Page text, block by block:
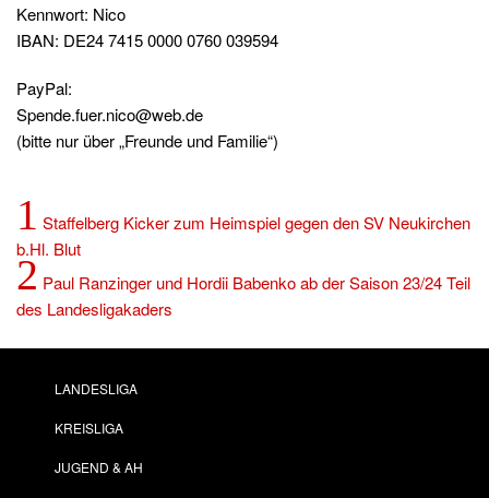
Kennwort: Nico
IBAN: DE24 7415 0000 0760 039594
PayPal:
Spende.fuer.nico@web.de
(bitte nur über „Freunde und Familie“)
1 Staffelberg Kicker zum Heimspiel gegen den SV Neukirchen
b.Hl. Blut
2 Paul Ranzinger und Hordii Babenko ab der Saison 23/24 Teil
des Landesligakaders
LANDESLIGA
KREISLIGA
JUGEND & AH